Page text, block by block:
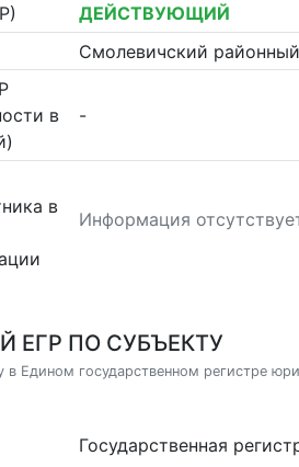
ДЕЙСТВУЮЩИЙ
Смолевичский
в
-
в
Информация
ЕГР ПО СУБЪЕКТУ
в Едином государственном регистре
Государственная